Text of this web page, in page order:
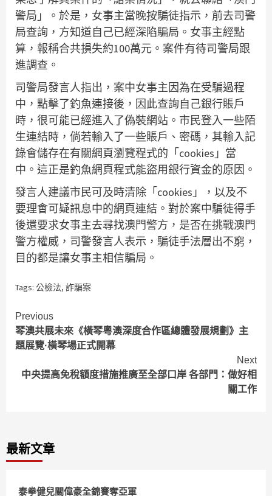
警局」。於是，女事主當晚按騙徒指示，前去司警
局查詢，方知道自己已經深陷騙局。女事主經點
算，報稱合共損失約100萬元。案件有待司警局跟
進調查。
司警局發言人指出，案中女事主因為在受騙過程
中，點擊了釣魚連接後，因此查詢自己銀行賬戶
時，很可能已經進入了偽裝網站。市民登入一些陌
生連結時，倘若輸入了一些賬戶、密碼，其輸入記
錄會儲存在有關網頁瀏覽程式的「cookies」當
中。這正是釣魚網頁程式能盜用銀行資金的原因。
發言人建議市民可及時清除「cookies」，以及不
要理會可疑訊息中的網頁連結。對於案中騙徒得手
後還要求女事主去尋找澳門警方，是否在挑戰澳門
警方權威，司警發言人表示，騙徒手法層出不窮，
目的都是讓女事主相信騙局。
Tags: 公檢法, 詐騙案
Continue
Reading
Previous
琴澳共展未來《橫琴粵澳深度合作區總體發展規劃》主
題展覽·橫琴場正式開幕
Next
中央提高免稅額度措施推廣至全部口岸 各部門：做好相
關工作
最新文章
泰拳健兒關偉豪全錦賽奪亞軍